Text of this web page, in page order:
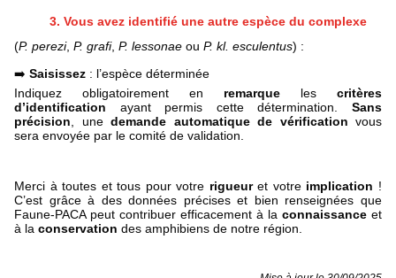
3. Vous avez identifié une autre espèce du complexe
(P. perezi, P. grafi, P. lessonae ou P. kl. esculentus) :
➡️ Saisissez : l’espèce déterminée
Indiquez obligatoirement en remarque les critères
d’identification ayant permis cette détermination. Sans
précision , une demande automatique de vérification vous
sera envoyée par le comité de validation.
Merci à toutes et tous pour votre rigueuret votre implication !
C’est grâce à des données précises et bien renseignées que
Faune-PACA peut contribuer efficacement à la connaissance et
à la conservation des amphibiens de notre région.